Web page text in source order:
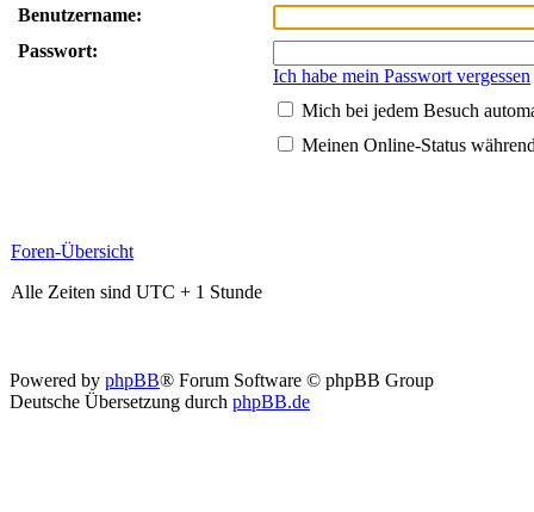
Benutzername:
Passwort:
Ich habe mein Passwort vergessen
Mich bei jedem Besuch
Meinen Online-Status
Foren-Übersicht
Alle Zeiten sind UTC + 1 Stunde
Powered by phpBB® Forum Software © phpBB Group
Deutsche Übersetzung durch phpBB.de